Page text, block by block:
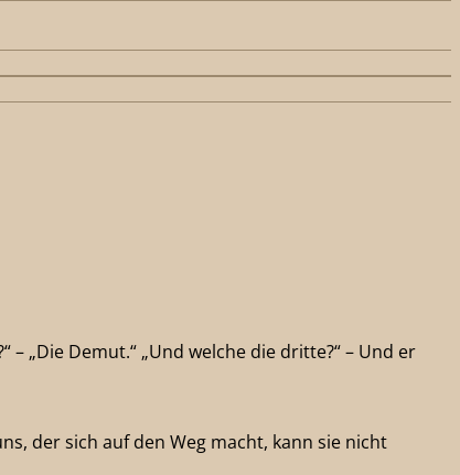
„Die Demut.“ „Und welche die dritte?“ – Und er
der sich auf den Weg macht, kann sie nicht